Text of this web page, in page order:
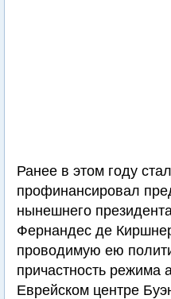
Ранее в этом году
профинансировал
нынешнего
Фернандес де
проводимую ею
причастность режима
Еврейском центре